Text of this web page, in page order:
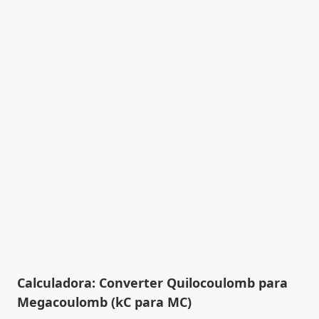
Calculadora: Converter Quilocoulomb para
Megacoulomb (kC para MC)